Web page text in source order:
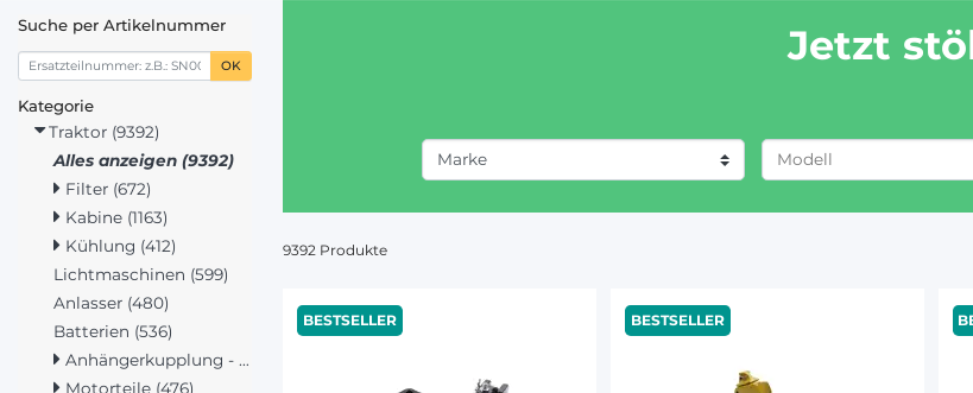
Suche per Artikelnummer
OK
Kategorie
Traktor (9392)
Alles anzeigen (9392)
Filter (672)
Kabine (1163)
Kühlung (412)
Lichtmaschinen (599)
Anlasser (480)
Batterien (536)
Anhängerkupplung - Hubwerk (1425)
Motorteile (476)
Jetzt
Marke
CLAAS / RENAULT (414)
9392 Produkte
BESTSELLER BESTSELLER